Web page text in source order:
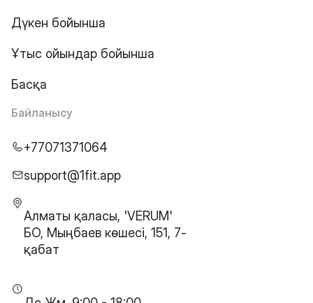
Дүкен бойынша
Ұтыс ойындар бойынша
Басқа
Байланысу
+77071371064
support@1fit.app
Алматы қаласы, 'VERUM'
БО, Мыңбаев көшесі, 151, 7-
қабат